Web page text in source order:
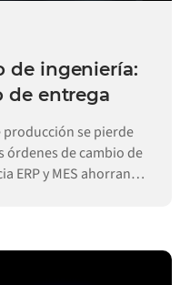
de ingeniería:
de entrega
se pierde
órdenes de cambio de
ERP y MES ahorran